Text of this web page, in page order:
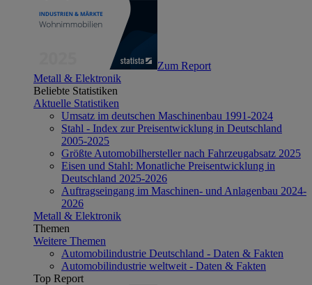
Zum Report
Metall & Elektronik
Beliebte Statistiken
Aktuelle Statistiken
Umsatz im deutschen Maschinenbau 1991-2024
Stahl - Index zur Preisentwicklung in Deutschland
2005-2025
Größte Automobilhersteller nach Fahrzeugabsatz 2025
Eisen und Stahl: Monatliche Preisentwicklung in
Deutschland 2025-2026
Auftragseingang im Maschinen- und Anlagenbau 2024-
2026
Metall & Elektronik
Themen
Weitere Themen
Automobilindustrie Deutschland - Daten & Fakten
Automobilindustrie weltweit - Daten & Fakten
Top Report